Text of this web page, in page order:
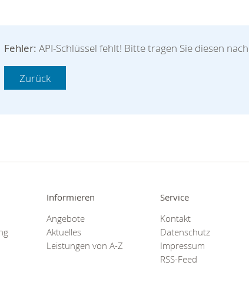
Fehler: API-Schlüssel fehlt! Bitte tragen Sie diesen
Informieren
Angebote
Aktuelles
Leistungen von A-Z
Service
Kontakt
Datenschutz
Impressum
RSS-Feed